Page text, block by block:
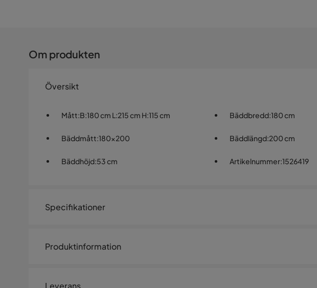
Om produkten
Översikt
Mått:B:180 cm L:215 cm H:115 cm Bäddbredd:180 cm
Bäddmått:180x200 Bäddlängd:200 cm
Bäddhöjd:53 cm Artikelnummer:1526419
Specifikationer
Storlek
Produktinformation
Leverans